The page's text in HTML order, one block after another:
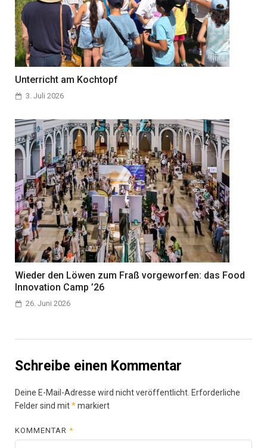
Unterricht am Kochtopf
3. Juli 2026
Wieder den Löwen zum Fraß vorgeworfen: das Food
Innovation Camp ’26
26. Juni 2026
Schreibe einen Kommentar
Deine E-Mail-Adresse wird nicht veröffentlicht. Erforderliche
Felder sind mit*markiert
KOMMENTAR*